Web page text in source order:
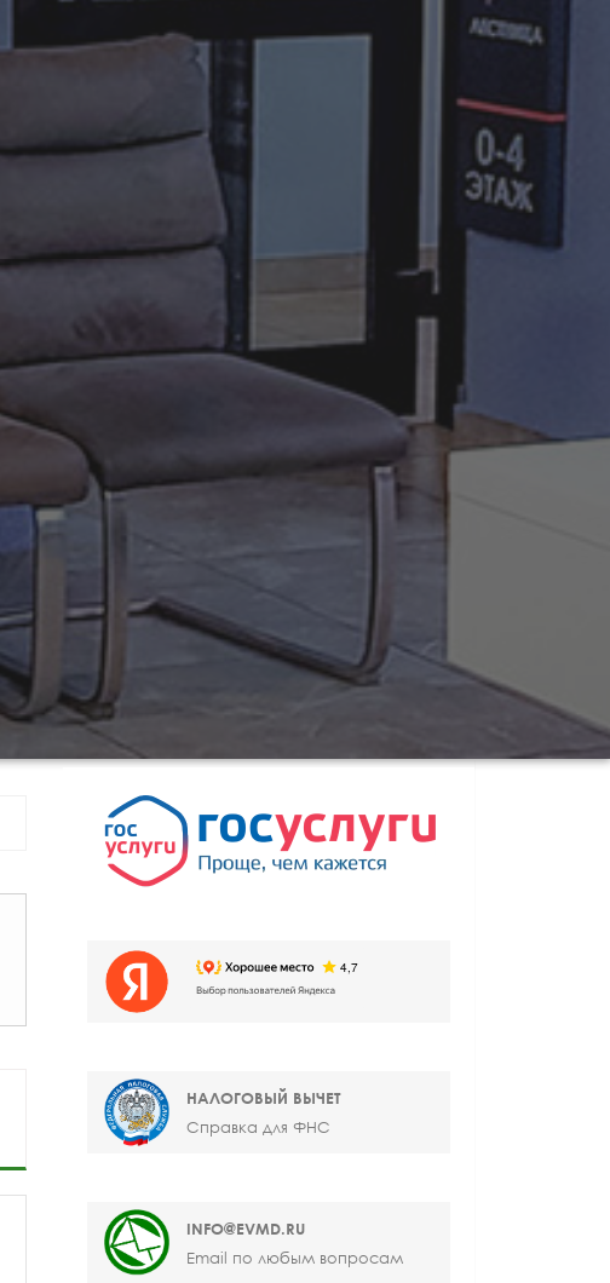
НАЛОГОВЫЙ ВЫЧЕТ
Справка для ФНС
INFO@EVMD.RU
Email по любым вопросам